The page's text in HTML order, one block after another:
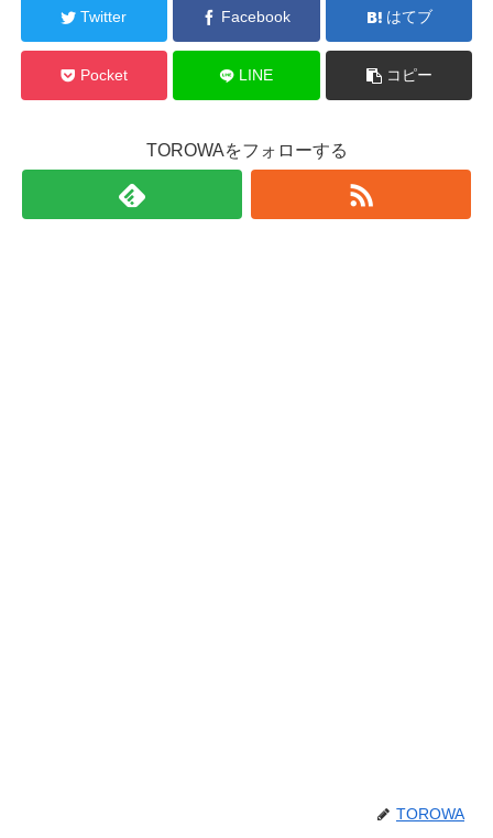
Twitter Facebook はてブ
Pocket LINE コピー
TOROWAをフォローする
TOROWA